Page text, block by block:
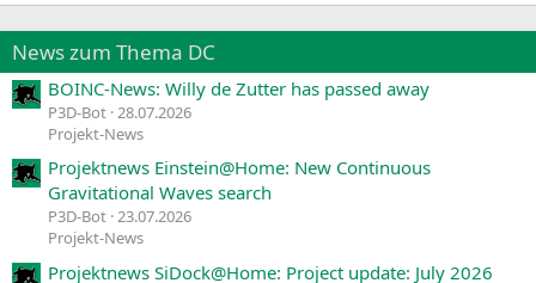
News zum Thema DC
BOINC-News: Willy de Zutter has passed away
P3D-Bot 28.07.2026
Projekt-News
Projektnews Einstein@Home: New Continuous
Gravitational Waves search
P3D-Bot 23.07.2026
Projekt-News
Projektnews SiDock@Home: Project update: July 2026